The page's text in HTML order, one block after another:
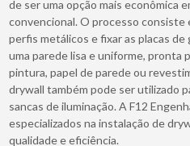
de ser uma opção mais econômica
convencional. O processo
perfis metálicos e fixar as placas
uma parede lisa e uniforme, pronta
pintura, papel de parede ou
drywall também pode ser utilizado
sancas de iluminação. A F12
especializados na instalação de
qualidade e eficiência.